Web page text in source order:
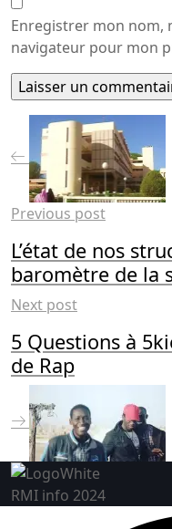
Enregistrer mon nom,
navigateur pour mon
Previous post
L’état de nos
baromètre de la
Next post
5 Questions à
de Rap
RMI info 2024